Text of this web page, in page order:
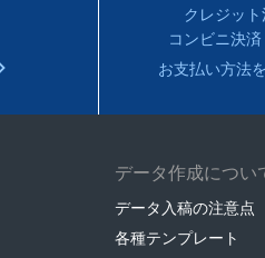
クレジット
コンビニ決
お支払い方法
データ作成につい
データ入稿の注意点
各種テンプレート